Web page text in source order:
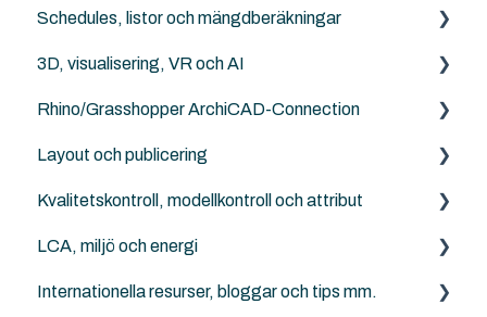
RFA
Archicad File Types (.pln, .pla, .tpl and .mod etc.)
Schedules, listor och mängdberäkningar
Archicad
3D, visualisering, VR och AI
Archicad
Rhino/Grasshopper ArchiCAD-Connection
Rhino - Grasshopper
Layout och publicering
Archicad
Kvalitetskontroll, modellkontroll och attribut
Solibri
Archicad
LCA, miljö och energi
Anavitor LCA
Internationella resurser, bloggar och tips mm.